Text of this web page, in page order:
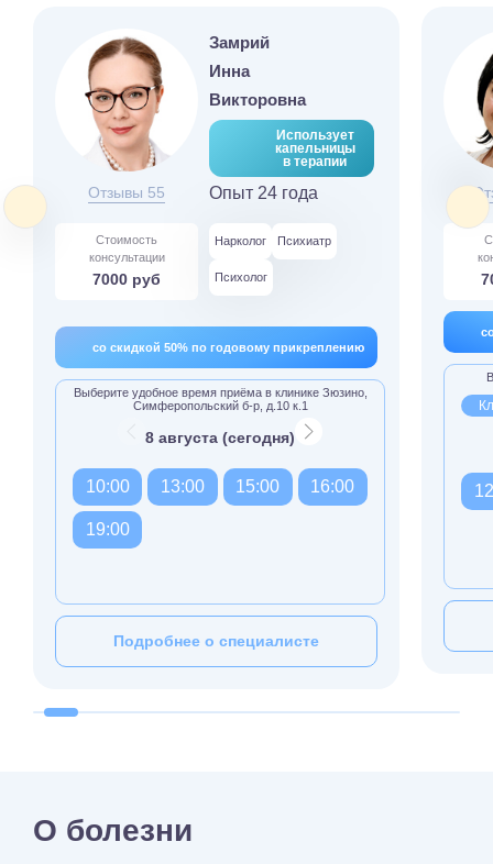
Отзывы 55
Замрий
Инна
Викторовна
Использует
капельницы
в терапии
Опыт 24 года
Стоимость
консультации
7000 руб
Нарколог Психиатр
Психолог
со скидкой 50% по годовому прикреплению
Выберите удобное время приёма в клинике Зюзино,
Симферопольский б-р, д.10 к.1
8 августа (сегодня)
10:00 13:00 15:00 16:00
19:00
Подробнее о специалисте
О болезни